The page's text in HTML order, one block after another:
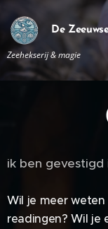
De
Zeehekserij & magie
ik ben gevestigd
Wil je meer weten
readingen? Wil je